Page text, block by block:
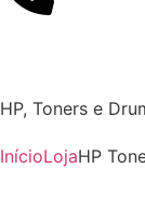
HP, Toners e
InícioLojaHP